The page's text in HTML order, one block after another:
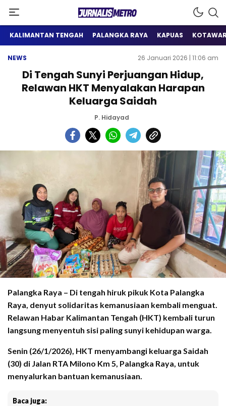
Jurnalis Metro
Satu Wadah Informasi
KALIMANTAN TENGAH PALANGKA RAYA KAPUAS
NEWS 26 Januari 2026 | 11:06 am
Di Tengah Sunyi Perjuangan Hidup,
Relawan HKT Menyalakan Harapan
Keluarga Saidah
P. Hidayad
Palangka Raya – Di tengah hiruk pikuk Kota Palangka
Raya, denyut solidaritas kemanusiaan kembali menguat.
Relawan Habar Kalimantan Tengah (HKT) kembali turun
langsung menyentuh sisi paling sunyi kehidupan warga.
Senin (26/1/2026), HKT menyambangi keluarga Saidah
(30) di Jalan RTA Milono Km 5, Palangka Raya, untuk
menyalurkan bantuan kemanusiaan.
Baca juga: